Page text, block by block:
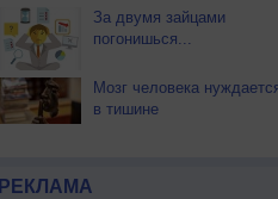
За двумя зайцами
погонишься...
Мозг человека
в тишине
РЕКЛАМА